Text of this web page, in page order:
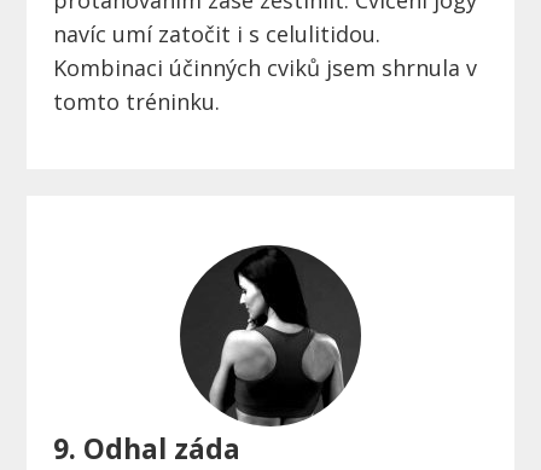
navíc umí zatočit i s celulitidou.
Kombinaci účinných cviků jsem shrnula v
tomto tréninku.
9. Odhal záda